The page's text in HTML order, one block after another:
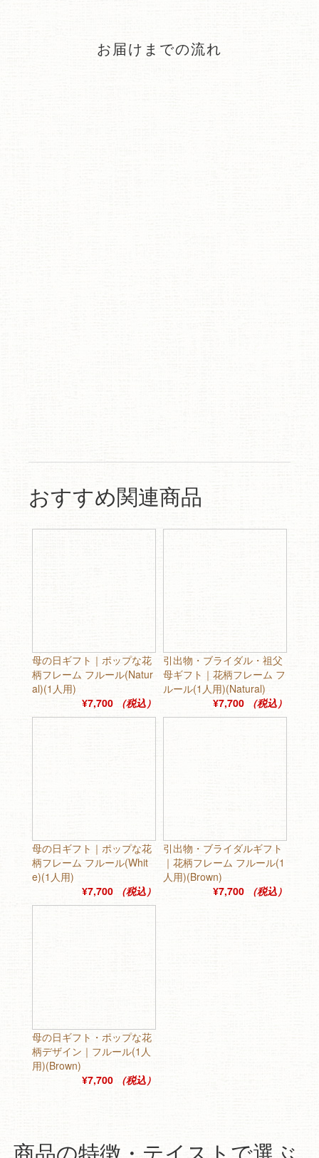
お届けまでの流れ
おすすめ関連商品
母の日ギフト｜ポップな花
柄フレーム フルール(Natur
al)(1人用)
¥7,700
（税込）
引出物・ブライダル・祖父
母ギフト｜花柄フレーム フ
ルール(1人用)(Natural)
¥7,700
（税込）
母の日ギフト｜ポップな花
柄フレーム フルール(Whit
e)(1人用)
¥7,700
（税込）
引出物・ブライダルギフト
｜花柄フレーム フルール(1
人用)(Brown)
¥7,700
（税込）
母の日ギフト・ポップな花
柄デザイン｜フルール(1人
用)(Brown)
¥7,700
（税込）
商品の特徴・テイストで選ぶ